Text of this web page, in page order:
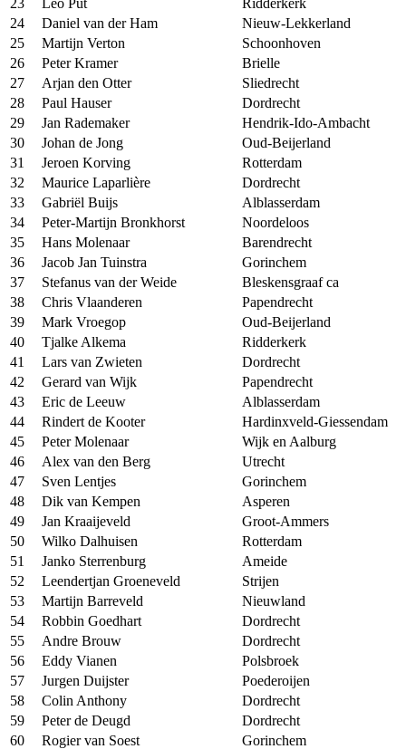
24
Daniel van der Ham
Nieuw-Lekkerland
25
Martijn Verton
Schoonhoven
26
Peter Kramer
Brielle
27
Arjan den Otter
Sliedrecht
28
Paul Hauser
Dordrecht
29
Jan Rademaker
Hendrik-Ido-Ambacht
30
Johan de Jong
Oud-Beijerland
31
Jeroen Korving
Rotterdam
32
Maurice Laparlière
Dordrecht
33
Gabriël Buijs
Alblasserdam
34
Peter-Martijn Bronkhorst
Noordeloos
35
Hans Molenaar
Barendrecht
36
Jacob Jan Tuinstra
Gorinchem
37
Stefanus van der Weide
Bleskensgraaf ca
38
Chris Vlaanderen
Papendrecht
39
Mark Vroegop
Oud-Beijerland
40
Tjalke Alkema
Ridderkerk
41
Lars van Zwieten
Dordrecht
42
Gerard van Wijk
Papendrecht
43
Eric de Leeuw
Alblasserdam
44
Rindert de Kooter
Hardinxveld-Giessendam
45
Peter Molenaar
Wijk en Aalburg
46
Alex van den Berg
Utrecht
47
Sven Lentjes
Gorinchem
48
Dik van Kempen
Asperen
49
Jan Kraaijeveld
Groot-Ammers
50
Wilko Dalhuisen
Rotterdam
51
Janko Sterrenburg
Ameide
52
Leendertjan Groeneveld
Strijen
53
Martijn Barreveld
Nieuwland
54
Robbin Goedhart
Dordrecht
55
Andre Brouw
Dordrecht
56
Eddy Vianen
Polsbroek
57
Jurgen Duijster
Poederoijen
58
Colin Anthony
Dordrecht
59
Peter de Deugd
Dordrecht
60
Rogier van Soest
Gorinchem